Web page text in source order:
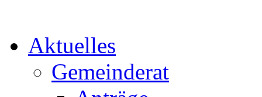
Aktuelles
Gemeinderat